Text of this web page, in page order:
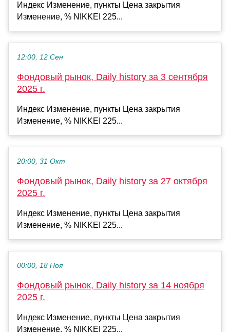
Индекс Изменение, пункты Цена закрытия
Изменение, % NIKKEI 225...
12:00, 12 Сен
Фондовый рынок, Daily history за 3 сентября
2025 г.
Индекс Изменение, пункты Цена закрытия
Изменение, % NIKKEI 225...
20:00, 31 Окт
Фондовый рынок, Daily history за 27 октября
2025 г.
Индекс Изменение, пункты Цена закрытия
Изменение, % NIKKEI 225...
00:00, 18 Ноя
Фондовый рынок, Daily history за 14 ноября
2025 г.
Индекс Изменение, пункты Цена закрытия
Изменение, % NIKKEI 225...